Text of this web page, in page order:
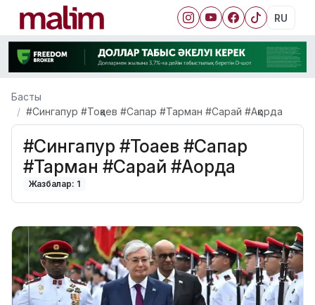
RU
Басты
#Сингапур #Тоқаев #Сапар #Тарман #Сарай #Ақорда
#Сингапур #Тоқаев #Сапар
#Тарман #Сарай #Ақорда
Жазбалар: 1